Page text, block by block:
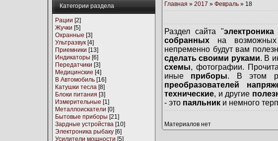
Категории раздела
Рации [2]
Жучки [5]
Охранные [3]
Ультразвук [4]
Приемники [13]
Индикаторы [6]
Передатчики [3]
Медицинские [4]
В Автомобиль [16]
Катушки тесла [8]
Блоки питания [3]
Измерительные [1]
Металлоискатели [0]
Бытовые приборы [21]
Зардные устройства [10]
Электроника рыбаку [6]
Усилители мощности [5]
Главная » 2017 » Февраль » 18
Раздел сайта "
собранных на возможных
непременно будут вам
сделать своими руками. В
схемы, фотографии.
иные приборы. В этом
преобразователей
технические, и другие
- это паяльник и немного
Материалов нет